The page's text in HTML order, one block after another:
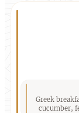
Greek
cucumber,